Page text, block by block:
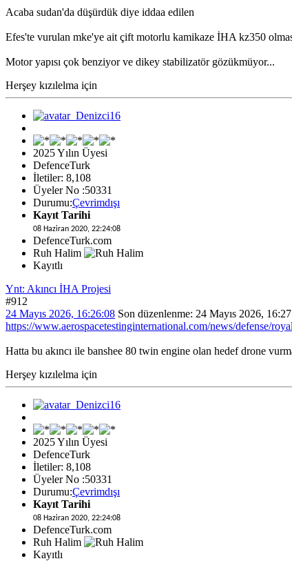
Acaba sudan'da düşürdük diye iddaa edilen
Efes'te vurulan mke'ye ait çift motorlu kamikaze İHA kz350
Motor yapısı çok benziyor ve dikey stabilizatör gözükmüyor...
Herşey kızılelma için
2025 Yılın Üyesi
DefenceTurk
İletiler: 8,108
Üyeler No :50331
Durumu:Çevrimdışı
Kayıt Tarihi
08 Haziran 2020, 22:24:08
DefenceTurk.com
Ruh Halim
Kayıtlı
Ynt: Akıncı İHA Projesi
#912
24 Mayıs 2026, 16:26:08 Son düzenlenme: 24 Mayıs 2026,
https://www.aerospacetestinginternational.com/news/defense/
Hatta bu akıncı ile banshee 80 twin engine olan hedef drone
Herşey kızılelma için
2025 Yılın Üyesi
DefenceTurk
İletiler: 8,108
Üyeler No :50331
Durumu:Çevrimdışı
Kayıt Tarihi
08 Haziran 2020, 22:24:08
DefenceTurk.com
Ruh Halim
Kayıtlı